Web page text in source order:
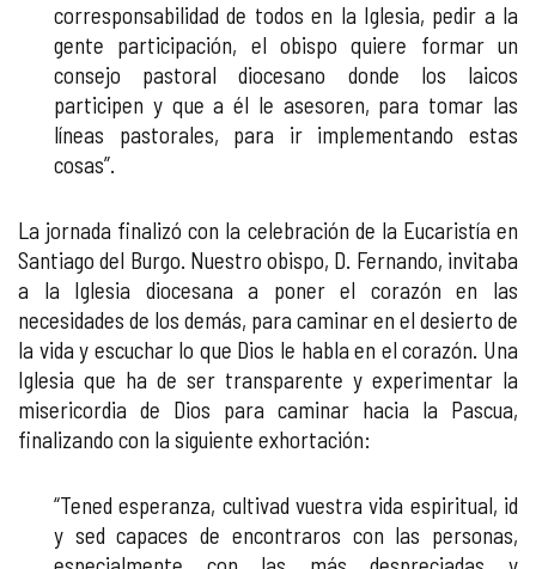
corresponsabilidad de todos en la Iglesia, pedir a la
gente participación, el obispo quiere formar un
consejo pastoral diocesano donde los laicos
participen y que a él le asesoren, para tomar las
líneas pastorales, para ir implementando estas
cosas”.
La jornada finalizó con la celebración de la Eucaristía en
Santiago del Burgo. Nuestro obispo, D. Fernando, invitaba
a la Iglesia diocesana a poner el corazón en las
necesidades de los demás, para caminar en el desierto de
la vida y escuchar lo que Dios le habla en el corazón. Una
Iglesia que ha de ser transparente y experimentar la
misericordia de Dios para caminar hacia la Pascua,
finalizando con la siguiente exhortación:
“Tened esperanza, cultivad vuestra vida espiritual, id
y sed capaces de encontraros con las personas,